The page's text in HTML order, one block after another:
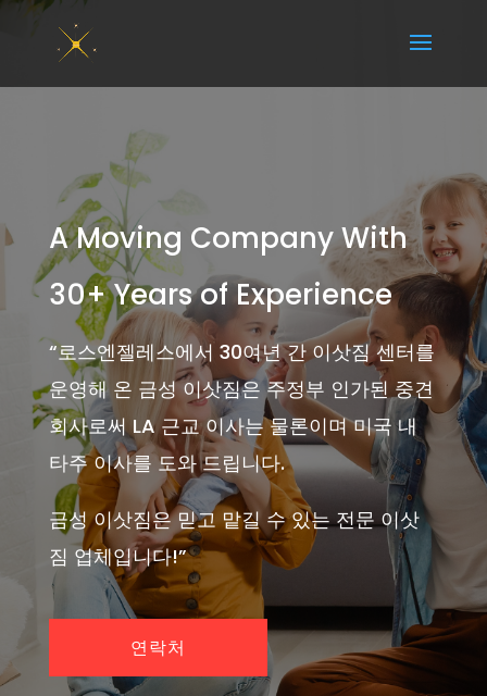
A Moving Company With
30+ Years of Experience
“로스엔젤레스에서 30여년 간 이삿짐 센터를
운영해 온 금성 이삿짐은 주정부 인가된 중견
회사로써 LA 근교 이사는 물론이며 미국 내
타주 이사를 도와 드립니다.
금성 이삿짐은 믿고 맡길 수 있는 전문 이삿
짐 업체입니다!”
연락처